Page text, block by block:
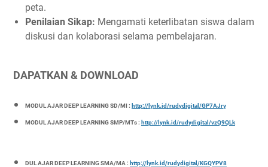
peta.
Penilaian Sikap: Mengamati keterlibatan siswa dalam
diskusi dan kolaborasi selama pembelajaran.
DAPATKAN & DOWNLOAD
MODUL AJAR DEEP LEARNING SD/MI : http://lynk.id/rudydigital/GP7AJry
MODUL AJAR DEEP LEARNING SMP/MTs : http://lynk.id/rudydigital/vzQ9QLk
DUL AJAR DEEP LEARNING SMA/MA : http://lynk.id/rudydigital/KGQYPV8